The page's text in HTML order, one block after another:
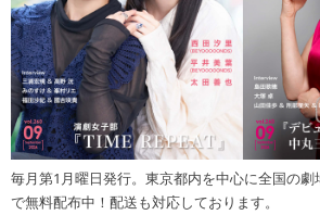
毎月第1月曜日発行。東京都内を中心に全国の劇
で無料配布中！配送も対応しております。